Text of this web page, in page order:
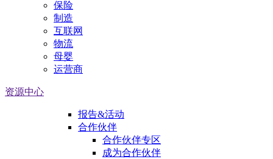
保险
制造
互联网
物流
母婴
运营商
资源中心
报告&活动
合作伙伴
合作伙伴专区
成为合作伙伴